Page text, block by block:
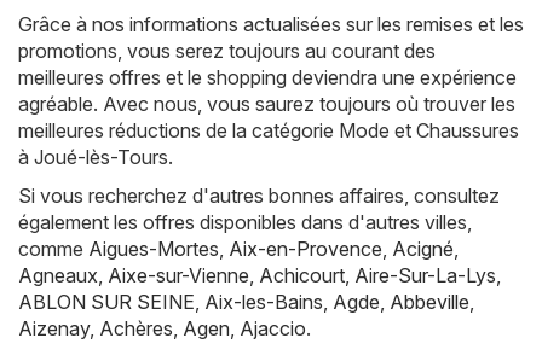
Grâce à nos informations actualisées sur les remises et les
promotions, vous serez toujours au courant des
meilleures offres et le shopping deviendra une expérience
agréable. Avec nous, vous saurez toujours où trouver les
meilleures réductions de la catégorie Mode et Chaussures
à Joué-lès-Tours.
Si vous recherchez d'autres bonnes affaires, consultez
également les offres disponibles dans d'autres villes,
comme Aigues-Mortes, Aix-en-Provence, Acigné,
Agneaux, Aixe-sur-Vienne, Achicourt, Aire-Sur-La-Lys,
ABLON SUR SEINE, Aix-les-Bains, Agde, Abbeville,
Aizenay, Achères, Agen, Ajaccio.